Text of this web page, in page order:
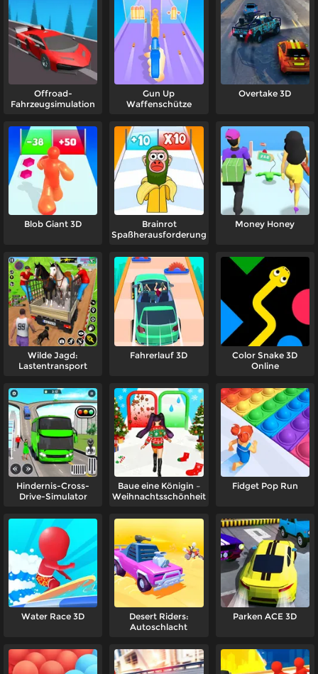
Offroad-
Fahrzeugsimulation
Gun Up
Waffenschütze
Overtake 3D
Blob Giant 3D
Brainrot
Spaßherausforderung
Money Honey
Wilde Jagd:
Lastentransport
Fahrerlauf 3D
Color Snake 3D
Online
Hindernis-Cross-
Drive-Simulator
Baue eine Königin –
Weihnachtsschönheit
Fidget Pop Run
Water Race 3D
Desert Riders:
Autoschlacht
Parken ACE 3D